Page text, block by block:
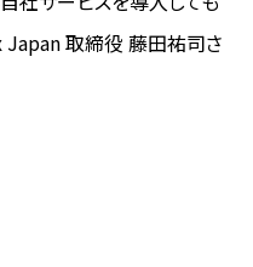
Japan 取締役 藤田祐司さ